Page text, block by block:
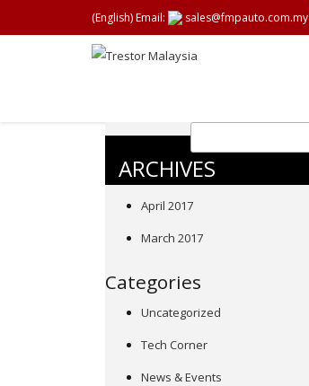
(English) Email: sales@fmpauto.com.my
ARCHIVES
April 2017
March 2017
Categories
Uncategorized
Tech Corner
News & Events